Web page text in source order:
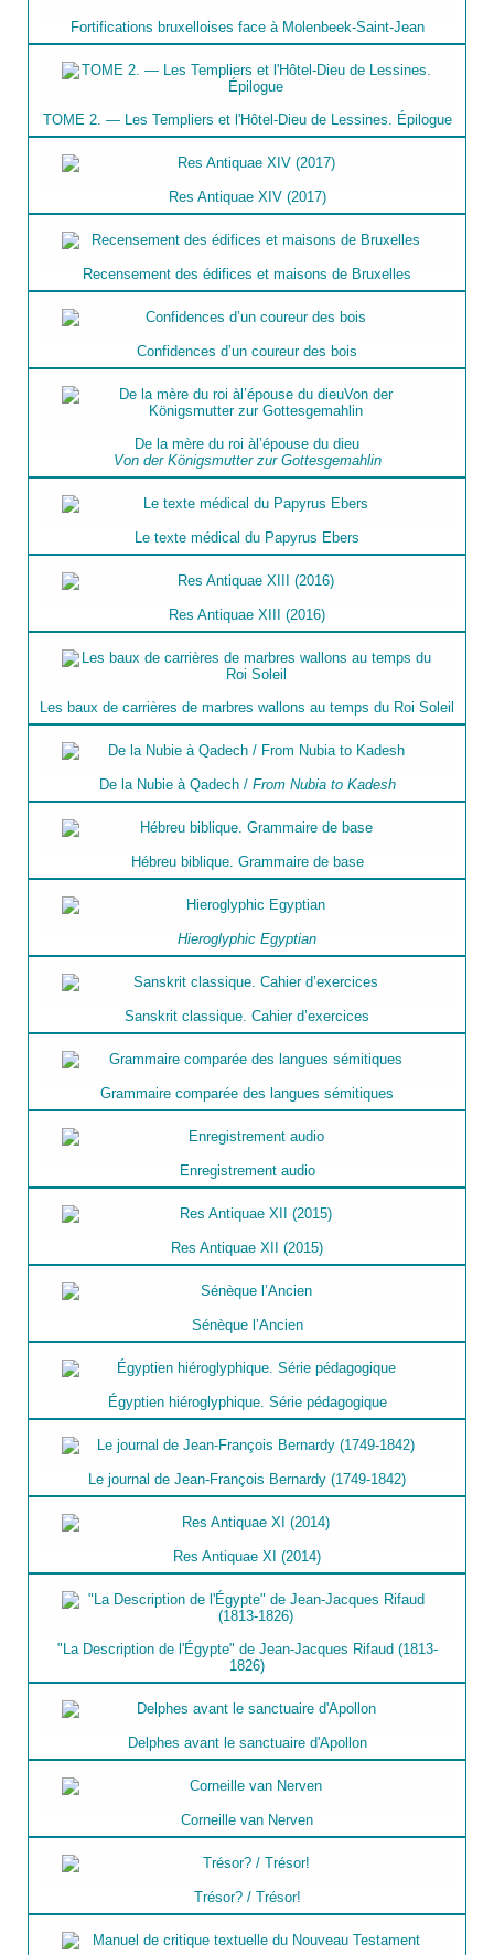
Fortifications bruxelloises face à Molenbeek-Saint-Jean
TOME 2. — Les Templiers et l'Hôtel-Dieu de Lessines. Épilogue
Res Antiquae XIV (2017)
Recensement des édifices et maisons de Bruxelles
Confidences d’un coureur des bois
De la mère du roi àl’épouse du dieu
Von der Königsmutter zur Gottesgemahlin
Le texte médical du Papyrus Ebers
Res Antiquae XIII (2016)
Les baux de carrières de marbres wallons au temps du Roi Soleil
De la Nubie à Qadech / From Nubia to Kadesh
Hébreu biblique. Grammaire de base
Hieroglyphic Egyptian
Sanskrit classique. Cahier d’exercices
Grammaire comparée des langues sémitiques
Enregistrement audio
Res Antiquae XII (2015)
Sénèque l’Ancien
Égyptien hiéroglyphique. Série pédagogique
Le journal de Jean-François Bernardy (1749-1842)
Res Antiquae XI (2014)
"La Description de l'Égypte" de Jean-Jacques Rifaud (1813-
1826)
Delphes avant le sanctuaire d'Apollon
Corneille van Nerven
Trésor? / Trésor!